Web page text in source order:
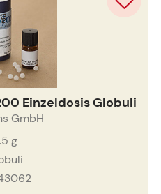
Einzeldosis Globuli
GmbH
g